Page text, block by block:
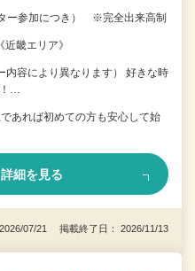
ー参加につき） ※完全出来高制
畿エリア》
内容により異なります） 好きな時
！…
あれば初めての方も安心して始
詳細を見る
07/21 掲載終了日： 2026/11/13